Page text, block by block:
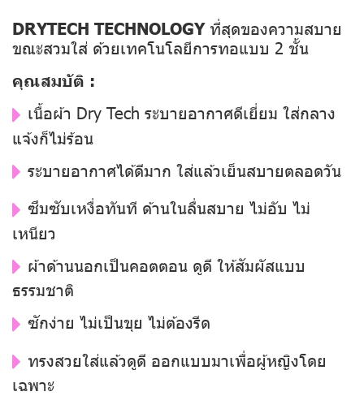
DRYTECH TECHNOLOGYที่สุดของความสบาย
ขณะสวมใส่ ด้วยเทคโนโลยีการทอแบบ 2 ชั้น
คุณสมบัติ :
เนื้อผ้า Dry Tech ระบายอากาศดีเยี่ยม ใส่กลาง
แจ้งก็ไม่ร้อน
ระบายอากาศได้ดีมาก ใส่แล้วเย็นสบายตลอดวัน
ซึมซับเหงื่อทันที ด้านในลื่นสบาย ไม่อับ ไม่
เหนียว
ผ้าด้านนอกเป็นคอตตอน ดูดี ให้สัมผัสแบบ
ธรรมชาติ
ซักง่าย ไม่เป็นขุย ไม่ต้องรีด
ทรงสวยใส่แล้วดูดี ออกแบบมาเพื่อผู้หญิงโดย
เฉพาะ